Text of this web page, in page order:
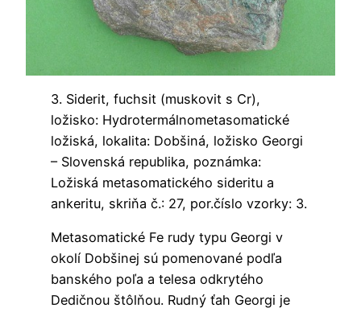
3. Siderit, fuchsit (muskovit s Cr),
ložisko: Hydrotermálnometasomatické
ložiská, lokalita: Dobšiná, ložisko Georgi
– Slovenská republika, poznámka:
Ložiská metasomatického sideritu a
ankeritu, skriňa č.: 27, por.číslo vzorky: 3.
Metasomatické Fe rudy typu Georgi v
okolí Dobšinej sú pomenované podľa
banského poľa a telesa odkrytého
Dedičnou štôlňou. Rudný ťah Georgi je